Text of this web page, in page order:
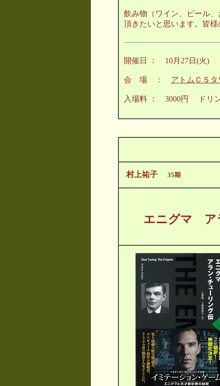
飲み物（ワイン、ビール
頂きたいと思います。皆
開催日 ： 10月27日(
会 場 ： アトムＣＳタ
入場料 ： 3000円 ドリ
村上祐子 35期
エニグマ ア